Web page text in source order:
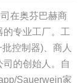
在奥芬巴赫商
专业工厂。工
控制器)、商人
的创始人。自
Sauerwein家